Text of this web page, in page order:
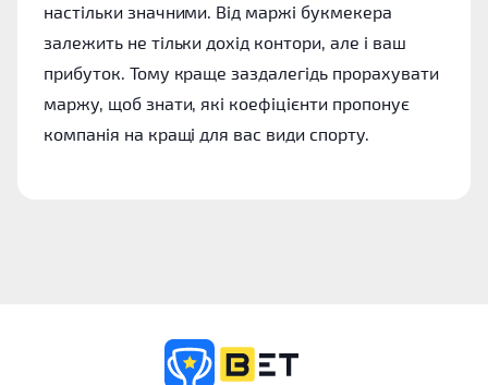
настільки значними. Від маржі букмекера
залежить не тільки дохід контори, але і ваш
прибуток. Тому краще заздалегідь прорахувати
маржу, щоб знати, які коефіцієнти пропонує
компанія на кращі для вас види спорту.